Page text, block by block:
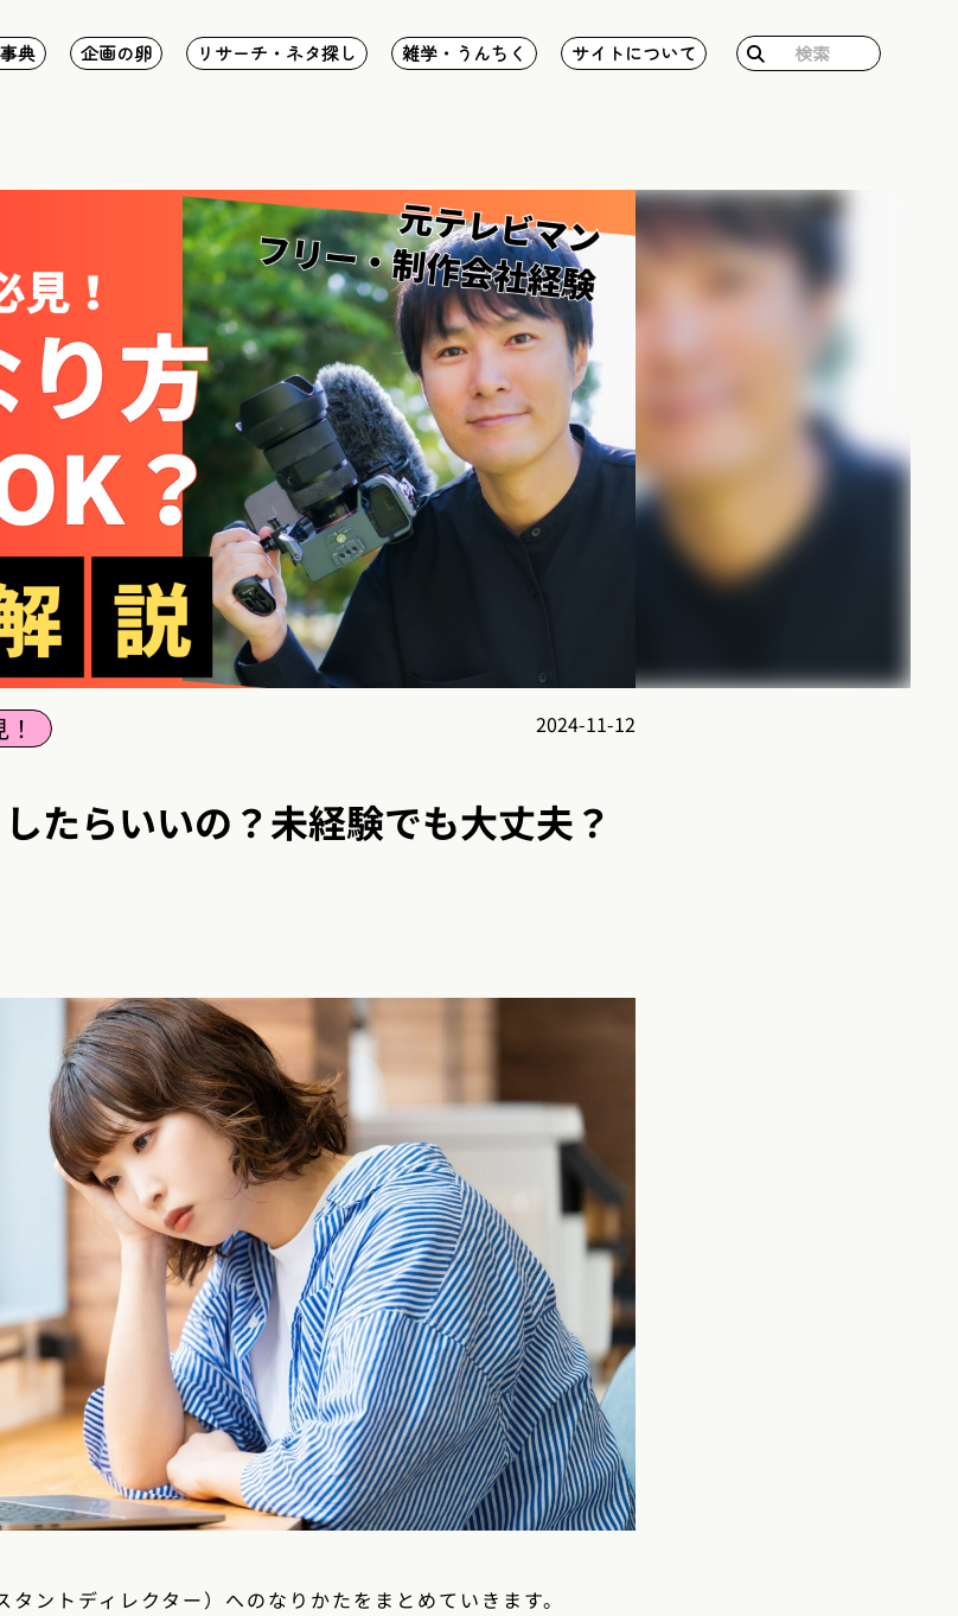
典 企画の卵 リサーチ・ネタ探し 雑学・うんちく サイトについて
索:
2024-11-12
たらいいの？未経験でも大丈夫？
ントディレクター）へのなりかたをまとめていきます。